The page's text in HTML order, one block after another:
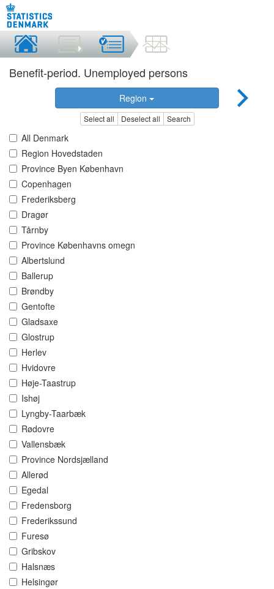
Benefit-period. Unemployed persons
Region
Select all Deselect all Search
All Denmark
Region Hovedstaden
Province Byen København
Copenhagen
Frederiksberg
Dragør
Tårnby
Province Københavns omegn
Albertslund
Ballerup
Brøndby
Gentofte
Gladsaxe
Glostrup
Herlev
Hvidovre
Høje-Taastrup
Ishøj
Lyngby-Taarbæk
Rødovre
Vallensbæk
Province Nordsjælland
Allerød
Egedal
Fredensborg
Frederikssund
Furesø
Gribskov
Halsnæs
Helsingør